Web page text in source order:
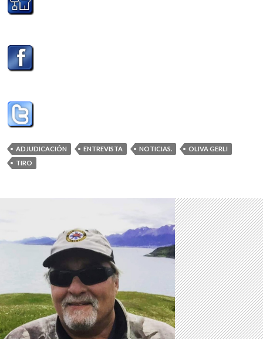
ADJUDICACIÓN ENTREVISTA NOTICIAS.
OLIVA GERLI
TIRO